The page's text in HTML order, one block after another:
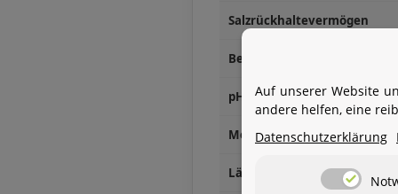
Salzrückhaltevermögen
Betriebsdruck / Temp.
pH-Wert Feedwasser
Membranfläche
Länge
Auf unserer Website
andere helfen, eine
Datenschutzerklärung